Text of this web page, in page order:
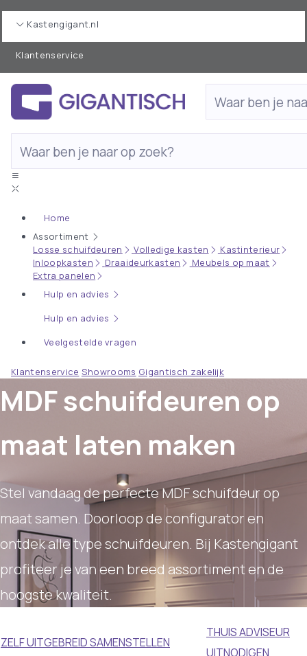
Kastengigant.nl
Klantenservice
Home
Assortiment
Losse schuifdeuren
Volledige kasten
Kastinterieur
Inloopkasten
Draaideurkasten
Meubels op maat
Extra panelen
Hulp en advies
Hulp en advies
Veelgestelde vragen
Klantenservice Showrooms Gigantisch zakelijk
MDF schuifdeuren op
maat laten maken
Stel vandaag de perfecte MDF schuifdeur op
maat samen. Doorloop de configurator en
ontdek alle type schuifdeuren. Bij Kastengigant
profiteer je van een breed assortiment en de
hoogste kwaliteit.
ZELF UITGEBREID SAMENSTELLEN
THUIS ADVISEUR
UITNODIGEN